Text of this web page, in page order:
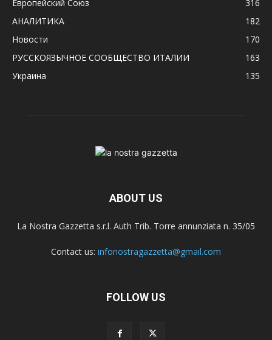
Европейский Союз
316
АНАЛИТИКА
182
Новости
170
РУССКОЯЗЫЧНОЕ CООБЩЕСТВО ИТАЛИИ
163
Украина
135
ABOUT US
La Nostra Gazzetta s.r.l. Auth Trib. Torre annunziata n. 35/05
Contact us: infonostragazzetta@gmail.com
FOLLOW US